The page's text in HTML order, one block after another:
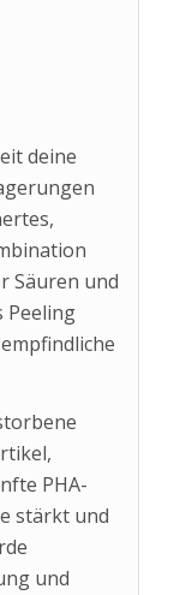
deine
Säuren und
Peeling
PHA-
stärkt und
und